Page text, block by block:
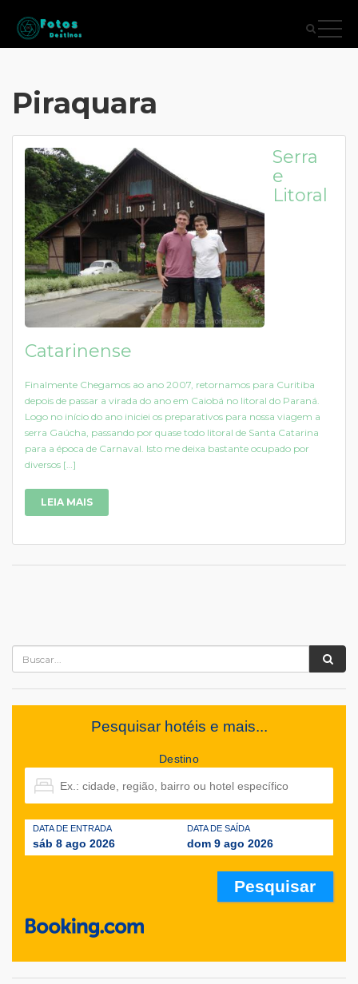
Piraquara
Serra
e
Litoral
Catarinense
Finalmente Chegamos ao ano 2007, retornamos para Curitiba
depois de passar a virada do ano em Caiobá no litoral do Paraná.
Logo no início do ano iniciei os preparativos para nossa viagem a
serra Gaúcha, passando por quase todo litoral de Santa Catarina
para a época de Carnaval. Isto me deixa bastante ocupado por
diversos […]
LEIA MAIS
Pesquisar hotéis e mais...
Destino
DATA DE ENTRADA
sáb 8 ago 2026
DATA DE SAÍDA
dom 9 ago 2026